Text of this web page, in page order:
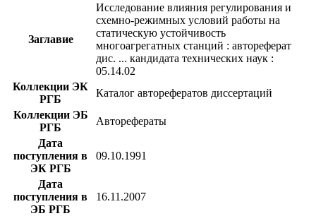
Заглавие
Исследование влияния регулирования и
схемно-режимных условий работы на
статическую устойчивость
многоагрегатных станций : автореферат
дис. ... кандидата технических наук :
05.14.02
Коллекции ЭК
РГБ
Каталог авторефератов диссертаций
Коллекции ЭБ
РГБ
Авторефераты
Дата
поступления в
ЭК РГБ
09.10.1991
Дата
поступления в
ЭБ РГБ
16.11.2007